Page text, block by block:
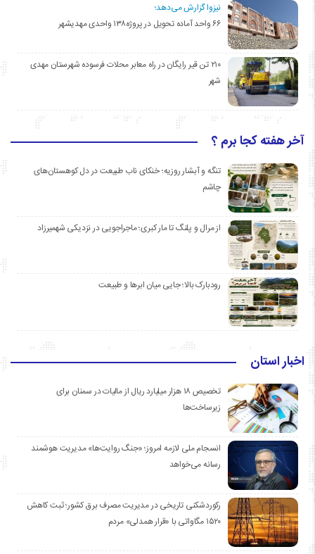
نیزوا گزارش می‌دهد؛
۶۶ واحد آماده تحویل در پروژه۱۳۸ واحدی مهدیشهر
۲۱۰ تن قیر رایگان در راه معابر محلات فرسوده شهرستان مهدی
شهر
آخر هفته کجا برم ؟
تنگه و آبشار روزیه؛ خنکای ناب طبیعت در دل کوهستان‌های
چاشم
از مرال و پلنگ تا مار کبری؛ ماجراجویی در نزدیکی شهمیرزاد
رودبارک بالا؛ جایی میان ابرها و طبیعت
اخبار استان
تخصیص ۱۸ هزار میلیارد ریال از مالیات در سمنان برای
زیرساخت‌ها
انسجام ملی لازمه امروز؛ «جنگ روایت‌ها» مدیریت هوشمند
رسانه می‌خواهد
رکوردشکنی تاریخی در مدیریت مصرف برق کشور؛ ثبت کاهش
۱۵۲۰ مگاواتی با «قرار همدلی» مردم